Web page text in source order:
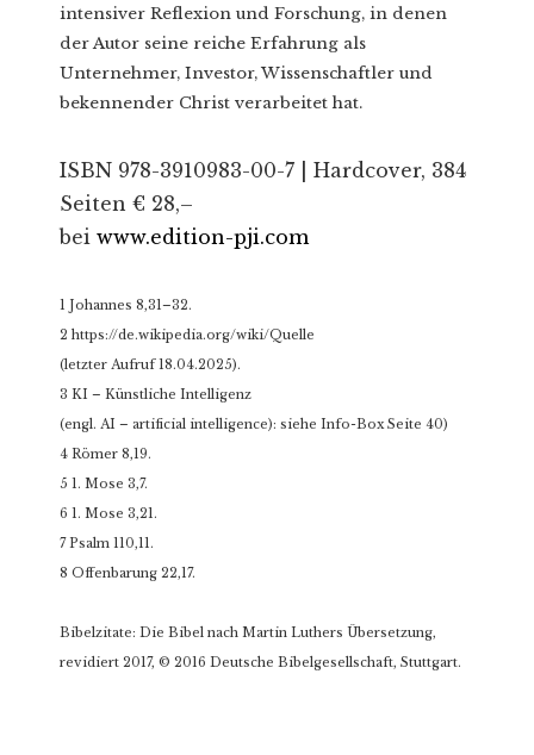
intensiver Reflexion und Forschung, in denen
der Autor seine reiche Erfahrung als
Unternehmer, Investor, Wissenschaftler und
bekennender Christ verarbeitet hat.
ISBN 978-3910983-00-7 | Hardcover, 384
Seiten € 28,–
bei www.edition-pji.com
1 Johannes 8,31–32.
2 https://de.wikipedia.org/wiki/Quelle
(letzter Aufruf 18.04.2025).
3 KI – Künstliche Intelligenz
(engl. AI – artificial intelligence): siehe Info-Box Seite 40)
4 Römer 8,19.
5 1. Mose 3,7.
6 1. Mose 3,21.
7 Psalm 110,11.
8 Offenbarung 22,17.
Bibelzitate: Die Bibel nach Martin Luthers Übersetzung,
revidiert 2017, © 2016 Deutsche Bibelgesellschaft, Stuttgart.